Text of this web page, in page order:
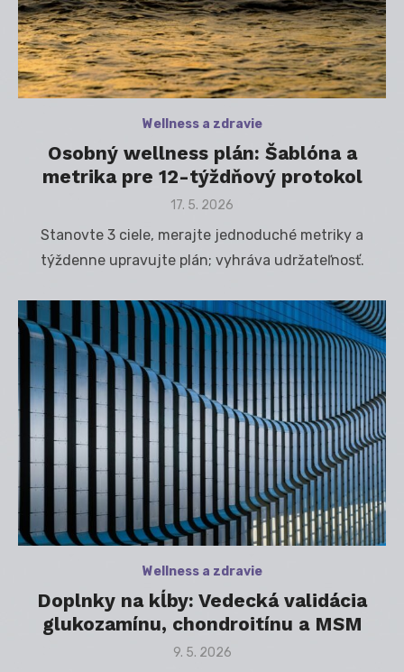
Wellness a zdravie
Osobný wellness plán: Šablóna a
metrika pre 12-týždňový protokol
Posted
17. 5. 2026
Stanovte 3 ciele, merajte jednoduché metriky a
týždenne upravujte plán; vyhráva udržateľnosť.
Wellness a zdravie
Doplnky na kĺby: Vedecká validácia
glukozamínu, chondroitínu a MSM
Posted
9. 5. 2026